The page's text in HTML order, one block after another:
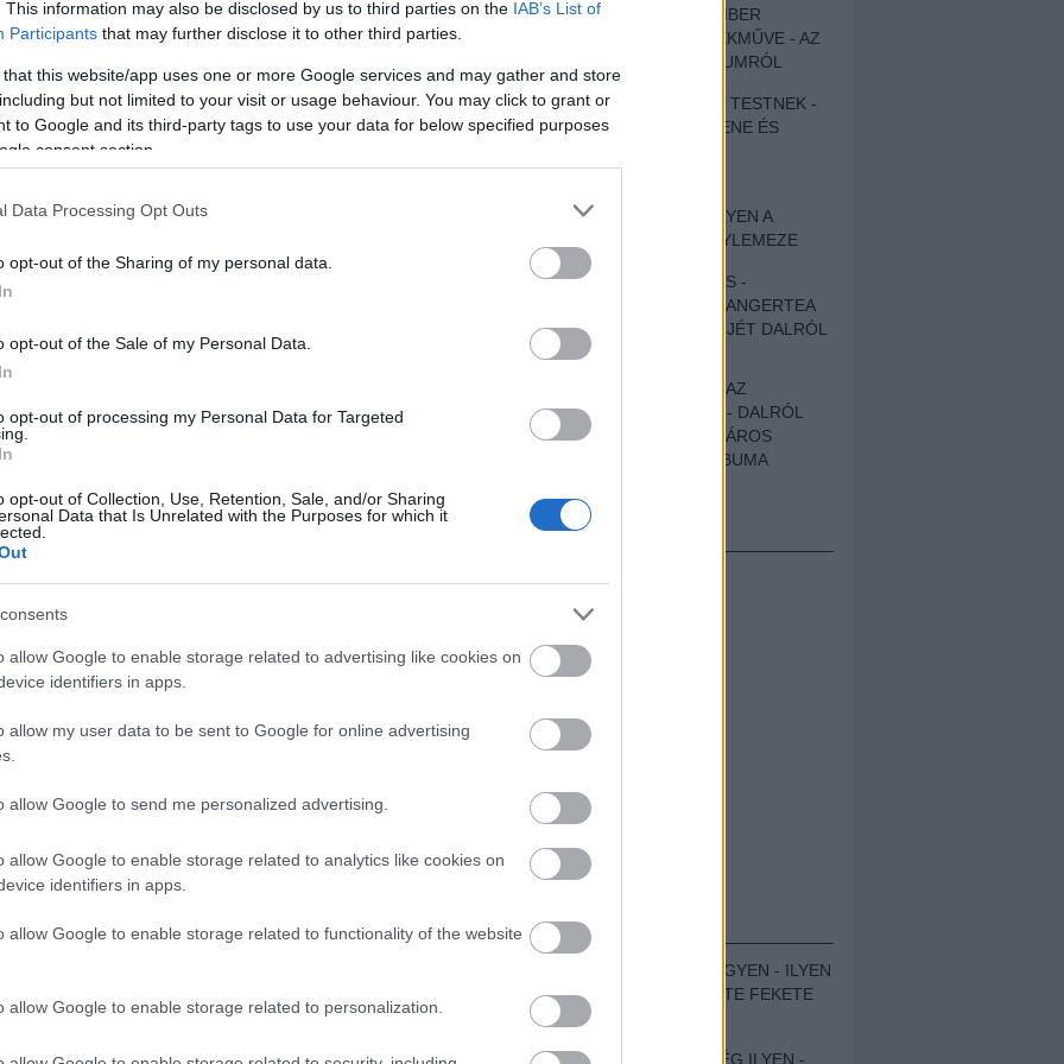
This information may also be disclosed by us to third parties on the IAB’s List of
Participants that may further disclose it to other third parties.
that this website/app uses one or more Google services and may gather and store
but not limited to your visit or usage behaviour. You may click to grant or
to Google and its third-party tags to use your data for below specified purposes
consent section.
Data Processing Opt Outs
opt-out of the Sharing of my personal data.
opt-out of the Sale of my Personal Data.
opt-out of processing my Personal Data for Targeted
opt-out of Collection, Use, Retention, Sale, and/or Sharing
Data that Is Unrelated with the Purposes for which it
allow Google to enable storage related to advertising like cookies on
identifiers in apps.
allow my user data to be sent to Google for online advertising
allow Google to send me personalized advertising.
allow Google to enable storage related to analytics like cookies on
identifiers in apps.
allow Google to enable storage related to functionality of the website
allow Google to enable storage related to personalization.
legjelentősebb összművészeti eseménysorozata
és hazai sztárjaival, ősbemutatókkal és
emlékezetessé az októbert. A fesztivál
és formációk lépnek majd a közönség elé,
Péter és a Neue Oper Wien, Barabás
Ütőegyüttes, Sidi Larbi Cherkaoui, a
épp Olivier Grossetête. Sajtóbejelentés a
képzőművészet művészet
kortárs
BAKÁTS FESZT
EGY DÜHÖS VÉNEMBER
UNIVERZÁLIS REMEKMŰVE - AZ
ÚJ BOB DYLAN-ALBUMRÓL
ZENE LÉLEKNEK ÉS TESTNEK -
AUTENTIKUS NÉPZENE ÉS
SZOMORKODÁS - ILYEN A
KATATONIA ÚJ NAGYLEMEZE
CROCODILE NERVES -
HALLGASD MEG AZ ANGERTEA
MA MEGJELENT EP-JÉT DALRÓL
DALRA!
A FELELŐSSÉGTŐL AZ
ELLOPOTT FÖLDIG - DALRÓL
DALRA A KÉPZELT VÁROS
SAMIZDAT CÍMŰ ALBUMA
HIRDETÉS
BESZÁMOLÓK
ZENÉS TÁBOR A HEGYEN - ILYEN
VOLT A VÍRUS SZÜLTE FEKETE
ZAJ FESZTIVÁL
SOHA NEM VOLT MÉG ILYEN -